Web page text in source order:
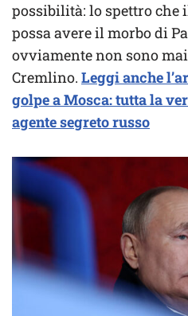
possibilità: lo spettro che
possa avere il morbo di
ovviamente non sono
Cremlino. Leggi anche
golpe a Mosca: tutta la
agente segreto russo